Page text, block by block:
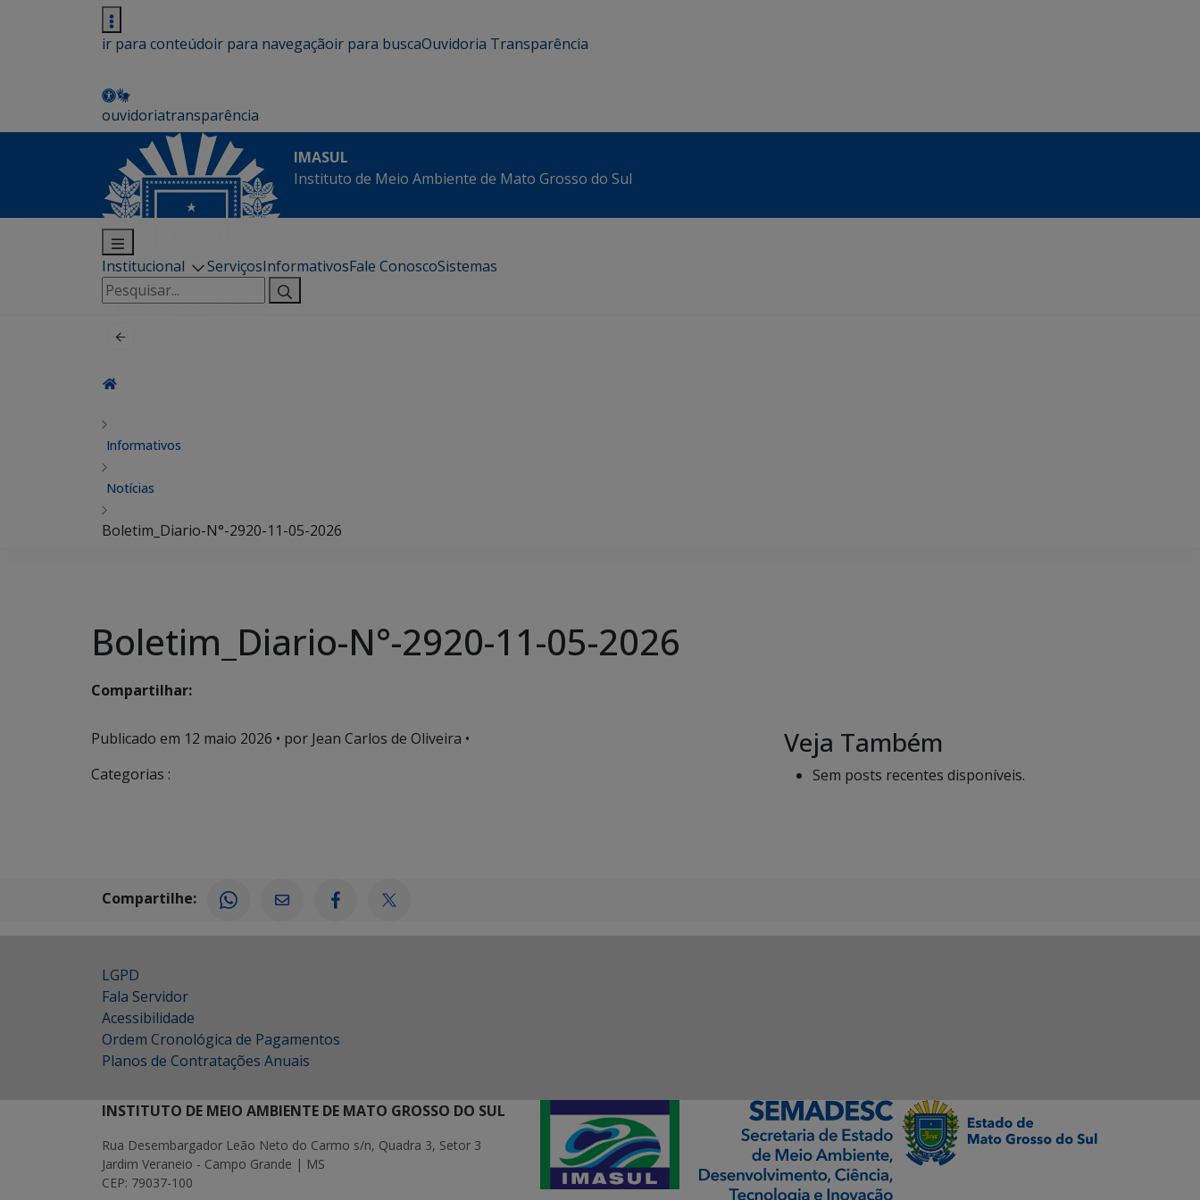
ir para conteúdoir para navegaçãoir para buscaOuvidoria Transparência
ouvidoriatransparência
IMASUL
Instituto de Meio Ambiente de Mato Grosso do Sul
Institucional ServiçosInformativosFale ConoscoSistemas
Pesquisar
por:
Informativos
Notícias
Boletim_Diario-N°-2920-11-05-2026
Boletim_Diario-N°-2920-11-05-2026
Compartilhar:
Publicado em 12 maio 2026 • por Jean Carlos de Oliveira •
Categorias :
Veja Também
Sem posts recentes disponíveis.
Compartilhe:
LGPD
Fala Servidor
Acessibilidade
Ordem Cronológica de Pagamentos
Planos de Contratações Anuais
INSTITUTO DE MEIO AMBIENTE DE MATO GROSSO DO SUL
Rua Desembargador Leão Neto do Carmo s/n, Quadra 3, Setor 3
Jardim Veraneio - Campo Grande | MS
CEP: 79037-100